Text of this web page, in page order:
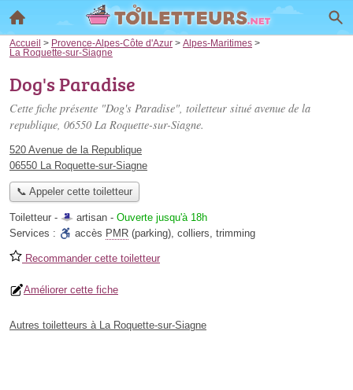
Accueil > Provence-Alpes-Côte d'Azur > Alpes-Maritimes >
La Roquette-sur-Siagne
Dog's Paradise
Cette fiche présente "Dog's Paradise", toiletteur situé avenue de la
republique, 06550 La Roquette-sur-Siagne.
520 Avenue de la Republique
06550 La Roquette-sur-Siagne
📞 Appeler cette toiletteur
Toiletteur - artisan - Ouverte jusqu'à 18h
Services :
accès PMR (parking), colliers, trimming
Recommander cette toiletteur
Améliorer cette fiche
Autres toiletteurs à La Roquette-sur-Siagne